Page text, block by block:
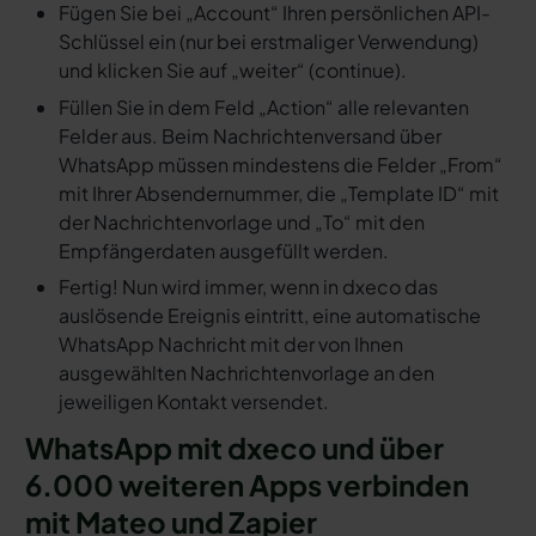
Fügen Sie bei „Account“ Ihren persönlichen API-
Schlüssel ein (nur bei erstmaliger Verwendung)
und klicken Sie auf „weiter“ (continue).
Füllen Sie in dem Feld „Action“ alle relevanten
Felder aus. Beim Nachrichtenversand über
WhatsApp müssen mindestens die Felder „From“
mit Ihrer Absendernummer, die „Template ID“ mit
der Nachrichtenvorlage und „To“ mit den
Empfängerdaten ausgefüllt werden.
Fertig! Nun wird immer, wenn in dxeco das
auslösende Ereignis eintritt, eine automatische
WhatsApp Nachricht mit der von Ihnen
ausgewählten Nachrichtenvorlage an den
jeweiligen Kontakt versendet.
WhatsApp mit dxeco und über
6.000 weiteren Apps verbinden
mit Mateo und Zapier